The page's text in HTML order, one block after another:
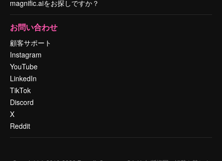
magnific.aiをお探しですか？
お問い合わせ
顧客サポート
Instagram
YouTube
LinkedIn
TikTok
Discord
X
Reddit